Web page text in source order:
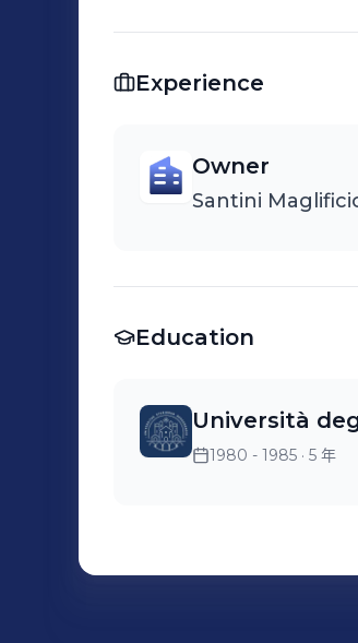
Experience
Owner
Santini
Education
Università
1980 - 1985 · 5 年